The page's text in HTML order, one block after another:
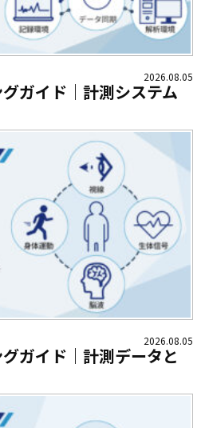
2026.08.05
ガイド｜計測システム
2026.08.05
ガイド｜計測データと